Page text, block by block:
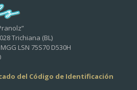
Trichiana (BL)
LSN 75S70 D530H
del Código de Identificación